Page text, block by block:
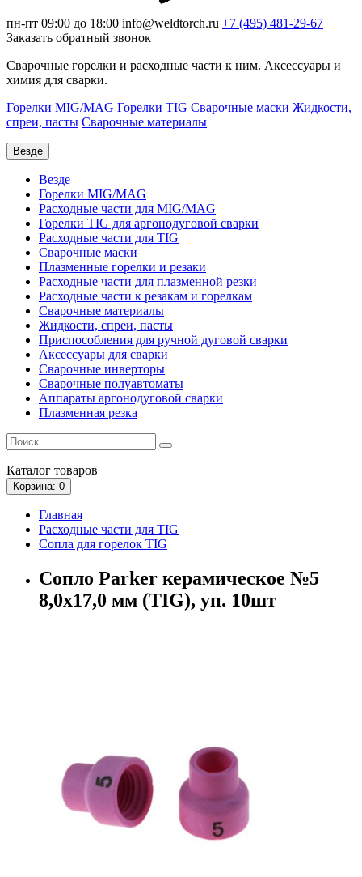
пн-пт 09:00 до 18:00 info@weldtorch.ru +7 (495) 481-29-67
Заказать обратный звонок
Сварочные горелки и расходные части к ним. Аксессуары и
химия для сварки.
Горелки MIG/MAG Горелки TIG Сварочные маски Жидкости,
спреи, пасты Сварочные материалы
Везде
Везде
Горелки MIG/MAG
Расходные части для MIG/MAG
Горелки TIG для аргонодуговой сварки
Расходные части для TIG
Сварочные маски
Плазменные горелки и резаки
Расходные части для плазменной резки
Расходные части к резакам и горелкам
Сварочные материалы
Жидкости, спреи, пасты
Приспособления для ручной дуговой сварки
Аксессуары для сварки
Сварочные инверторы
Сварочные полуавтоматы
Аппараты аргонодуговой сварки
Плазменная резка
Каталог товаров
Корзина: 0
Главная
Расходные части для TIG
Сопла для горелок TIG
Сопло Parker керамическое №5
8,0x17,0 мм (TIG), уп. 10шт